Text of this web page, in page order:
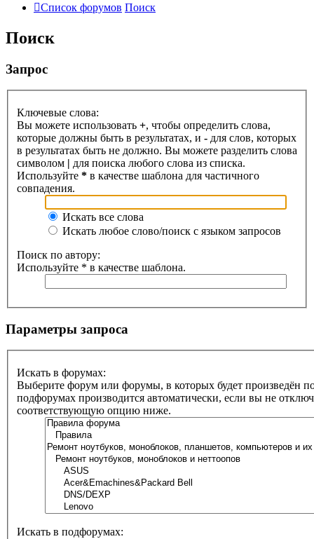
Список форумов Поиск
Поиск
Запрос
Ключевые слова:
Вы можете использовать +, чтобы определить слова,
которые должны быть в результатах, и - для слов, которых
в результатах быть не должно. Вы можете разделить слова
символом | для поиска любого слова из списка.
Используйте * в качестве шаблона для частичного
совпадения.
Искать все слова
Искать любое слово/поиск с языком запросов
Поиск по автору:
Используйте * в качестве шаблона.
Параметры запроса
Искать в форумах:
Выберите форум или форумы, в которых будет произведён
подфорумах производится автоматически, если вы не
соответствующую опцию ниже.
Искать в подфорумах: